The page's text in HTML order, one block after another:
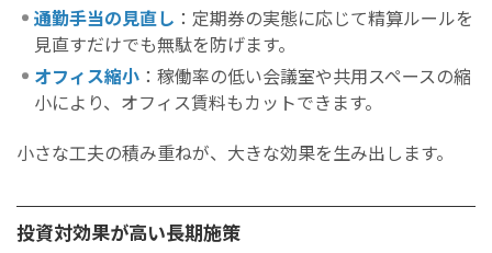
通勤手当の見直し ：定期券の実態に応じて精算ルールを
見直すだけでも無駄を防げます。
オフィス縮小 ：稼働率の低い会議室や共用スペースの縮
小により、オフィス賃料もカットできます。
小さな工夫の積み重ねが、大きな効果を生み出します。
投資対効果が高い長期施策